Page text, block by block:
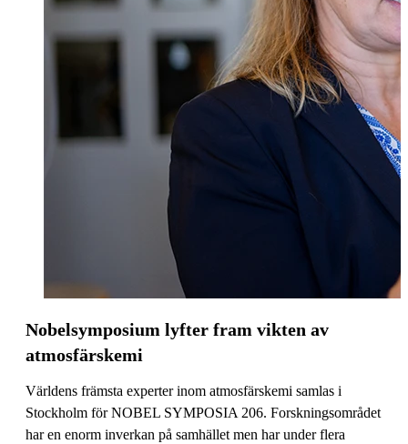
Nobelsymposium lyfter fram vikten av
atmosfärskemi
Världens främsta experter inom atmosfärskemi samlas i
Stockholm för NOBEL SYMPOSIA 206. Forskningsområdet
har en enorm inverkan på samhället men har under flera